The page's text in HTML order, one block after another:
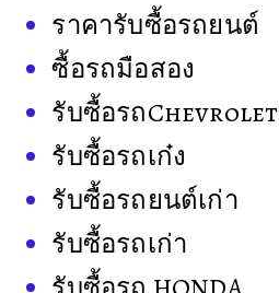
ราคารับซื้อรถยนต์
ซื้อรถมือสอง
รับซื้อรถChevrolet
รับซื้อรถเก๋ง
รับซื้อรถยนต์เก่า
รับซื้อรถเก่า